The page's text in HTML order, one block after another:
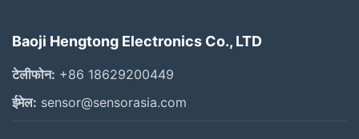
Baoji Hengtong Electronics Co., LTD
टेलीफोन: +86 18629200449
ईमेल: sensor@sensorasia.com